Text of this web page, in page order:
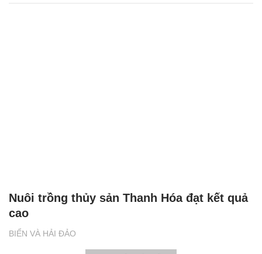
BIỂN VÀ HẢI ĐẢO
Nuôi trồng thủy sản Thanh Hóa đạt kết quả
cao